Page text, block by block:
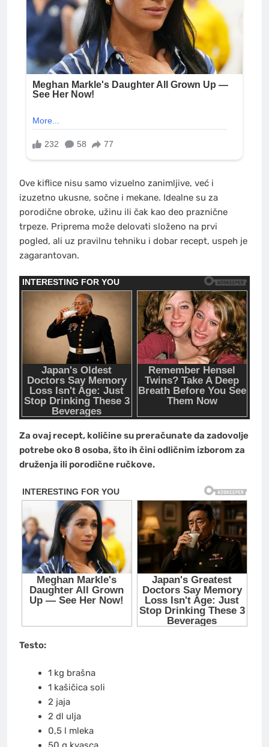
Ove kiflice nisu samo vizuelno zanimljive, već i
izuzetno ukusne, sočne i mekane. Idealne su za
porodične obroke, užinu ili čak kao deo praznične
trpeze. Priprema može delovati složeno na prvi
pogled, ali uz pravilnu tehniku i dobar recept, uspeh je
zagarantovan.
Za ovaj recept, količine su preračunate da zadovolje
potrebe oko 8 osoba, što ih čini odličnim izborom za
druženja ili porodične ručkove.
Testo:
1 kg brašna
1 kašičica soli
2 jaja
2 dl ulja
0,5 l mleka